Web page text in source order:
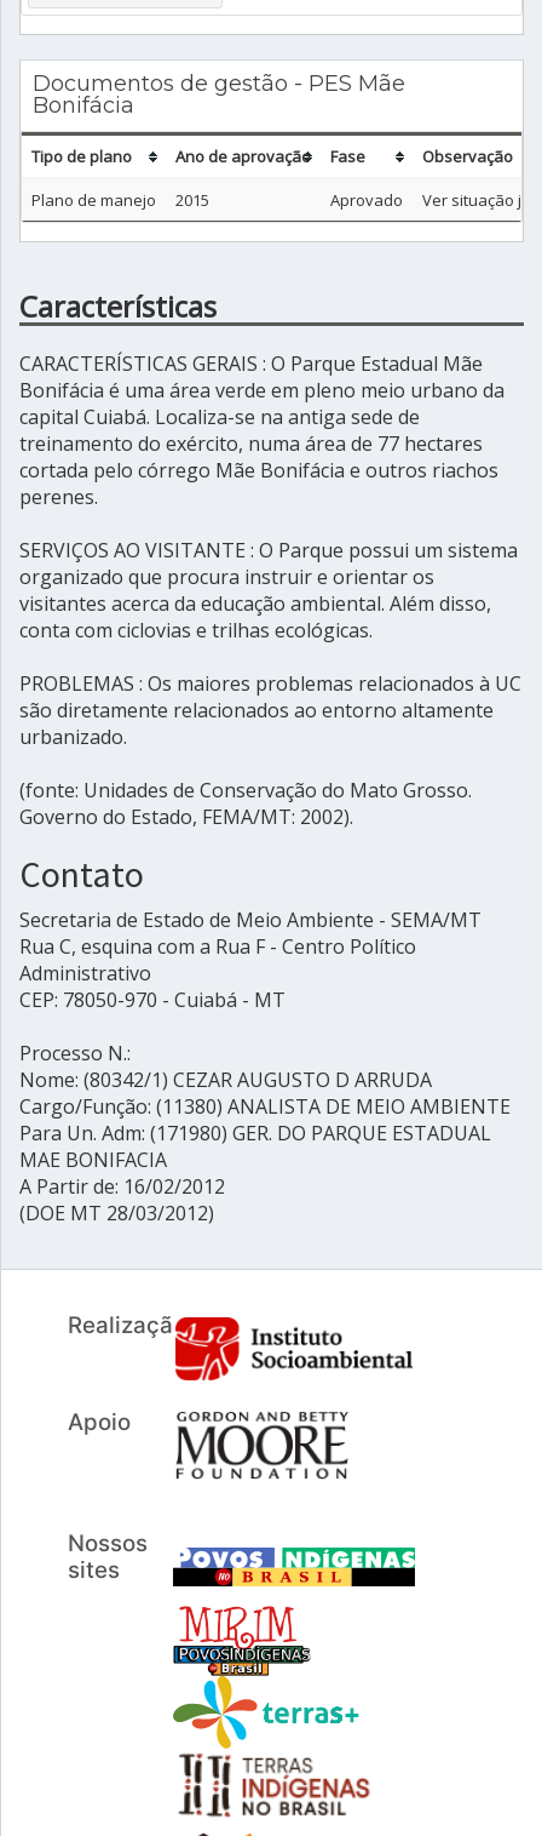
Documentos de gestão - PES Mãe
Bonifácia
Tipo de plano Ano de aprovação Fase
Observação
Plano de manejo
2015 Aprovado Ver situação
Características
CARACTERÍSTICAS GERAIS : O Parque Estadual Mãe
Bonifácia é uma área verde em pleno meio urbano da
capital Cuiabá. Localiza-se na antiga sede de
treinamento do exército, numa área de 77 hectares
cortada pelo córrego Mãe Bonifácia e outros riachos
perenes.
SERVIÇOS AO VISITANTE : O Parque possui um sistema
organizado que procura instruir e orientar os
visitantes acerca da educação ambiental. Além disso,
conta com ciclovias e trilhas ecológicas.
PROBLEMAS : Os maiores problemas relacionados à UC
são diretamente relacionados ao entorno altamente
urbanizado.
(fonte: Unidades de Conservação do Mato Grosso.
Governo do Estado, FEMA/MT: 2002).
Contato
Secretaria de Estado de Meio Ambiente - SEMA/MT
Rua C, esquina com a Rua F - Centro Político
Administrativo
CEP: 78050-970 - Cuiabá - MT
Processo N.:
Nome: (80342/1) CEZAR AUGUSTO D ARRUDA
Cargo/Função: (11380) ANALISTA DE MEIO AMBIENTE
Para Un. Adm: (171980) GER. DO PARQUE ESTADUAL
MAE BONIFACIA
A Partir de: 16/02/2012
(DOE MT 28/03/2012)